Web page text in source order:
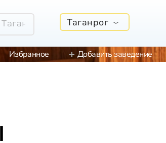
Таганрог
Избранное Добавить заведение